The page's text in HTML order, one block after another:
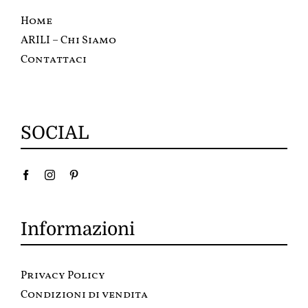
Home
ARILI – Chi Siamo
Contattaci
SOCIAL
Informazioni
Privacy Policy
Condizioni di vendita